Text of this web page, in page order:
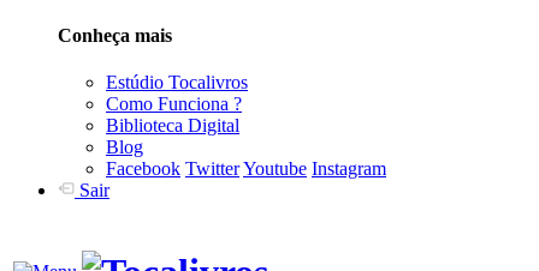
Conheça mais
Estúdio Tocalivros
Como Funciona ?
Biblioteca Digital
Blog
Facebook TwitterYoutube Instagram
Sair